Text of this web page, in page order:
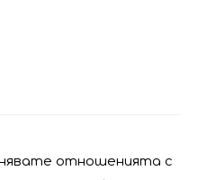
отношенията с